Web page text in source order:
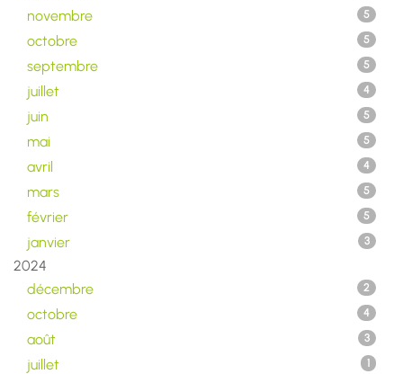
novembre 5
octobre 5
septembre 5
juillet 4
juin 5
mai 5
avril 4
mars 5
février 5
janvier 3
2024
décembre
2
octobre 4
août 3
juillet 1